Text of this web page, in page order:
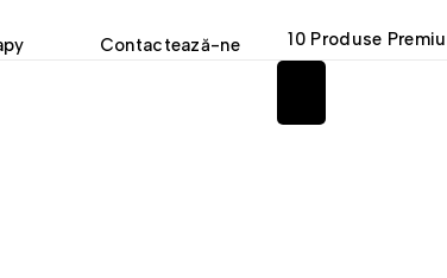
Contactează-ne 10 Produse